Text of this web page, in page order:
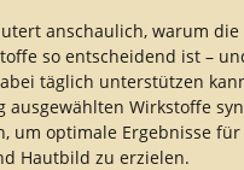
anschaulich, warum
so entscheidend ist –
täglich unterstützen
ausgewählten Wirkstoffe
um optimale Ergebnisse für
Hautbild zu erzielen.